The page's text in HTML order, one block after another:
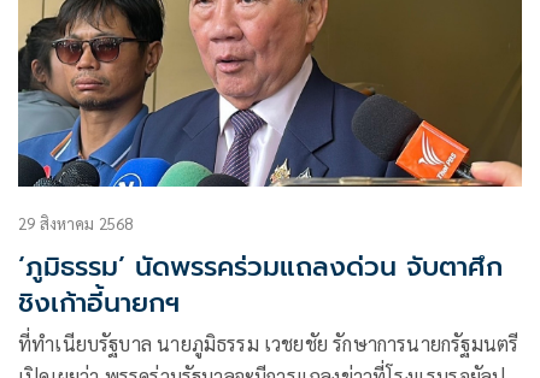
29 สิงหาคม 2568
‘ภูมิธรรม’ นัดพรรคร่วมแถลงด่วน จับตาศึก
ชิงเก้าอี้นายกฯ
ที่ทำเนียบรัฐบาล นายภูมิธรรม เวชยชัย รักษาการนายกรัฐมนตรี